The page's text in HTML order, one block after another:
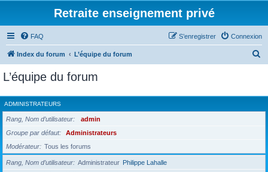
Retraite enseignement privé
FAQ Connexion
S’enregistrer
Index du forum L’équipe du forum
h
e
h
e
L’équipe du forum
ADMINISTRATEURS
Rang, Nom d’utilisateur
admin
Groupe par défaut
Administrateurs
Modérateur
Tous les forums
Rang, Nom d’utilisateur Administrateur Philippe Lahalle